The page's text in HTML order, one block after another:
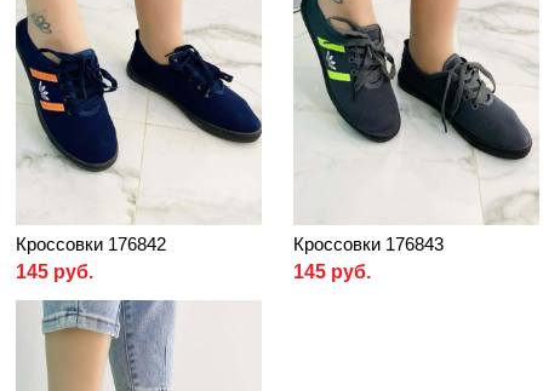
Кроссовки 176842
145 руб.
Кроссовки 176843
145 руб.